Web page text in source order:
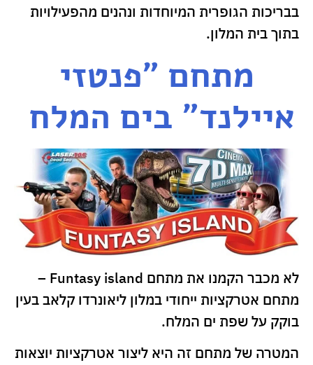
בבריכות הגופרית המיוחדות ונהנים מהפעילויות
בתוך בית המלון.
מתחם "פנטזי
איילנד" בים המלח
לא מכבר הקמנו את מתחם Funtasy island –
מתחם אטרקציות ייחודי במלון ליאונרדו קלאב בעין
בוקק על שפת ים המלח.
המטרה של מתחם זה היא ליצור אטרקציות יוצאות